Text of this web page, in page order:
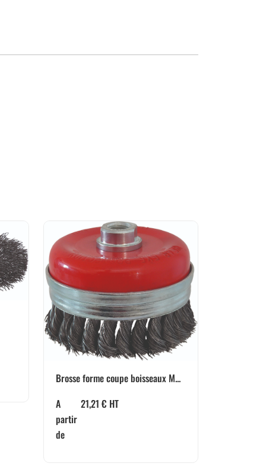
Brosse forme coupe boisseaux M...
A
partir
de
21,21 € HT